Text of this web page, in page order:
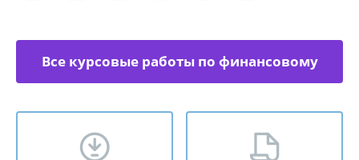
Все курсовые работы по финансовому